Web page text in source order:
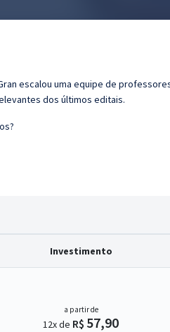
escalou uma equipe de
dos últimos editais.
Investimento
a partir de
12x de R$ 57,90